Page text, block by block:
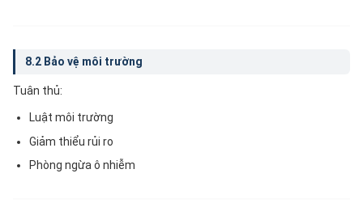
8.2 Bảo vệ môi trường
Tuân thủ:
Luật môi trường
Giảm thiểu rủi ro
Phòng ngừa ô nhiễm